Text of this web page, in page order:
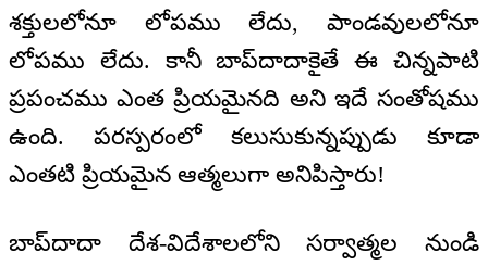
శక్తులలోనూ లోపము లేదు, పాండవులలోనూ
లోపము లేదు. కానీ బాప్‌దాదాకైతే ఈ చిన్నపాటి
ప్రపంచము ఎంత ప్రియమైనది అని ఇదే సంతోషము
ఉంది. పరస్పరంలో కలుసుకున్నప్పుడు కూడా
ఎంతటి ప్రియమైన ఆత్మలుగా అనిపిస్తారు!
బాప్‌దాదా దేశ-విదేశాలలోని సర్వాత్మల నుండి